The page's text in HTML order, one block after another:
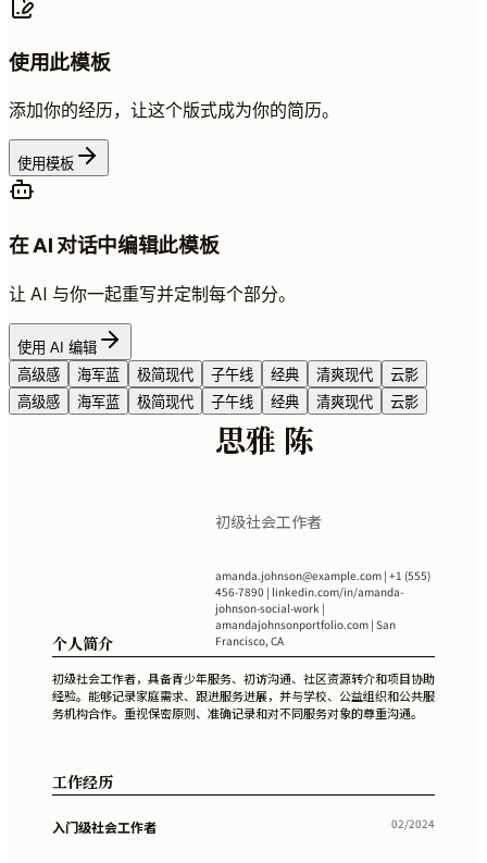
使用此模板
添加你的经历，让这个版式成为你的简历。
使用模板
在 AI 对话中编辑此模板
让 AI 与你一起重写并定制每个部分。
使用 AI 编辑
高级感
海军蓝 极简现代 子午线 经典 清爽现代
云影
高级感
海军蓝 极简现代 子午线 经典 清爽现代 云影
思雅 陈
初级社会工作者
amanda.johnson@example.com | +1 (555)
456-7890 | linkedin.com/in/amanda-
johnson-social-work |
amandajohnsonportfolio.com | San
Francisco, CA
个人简介
初级社会工作者，具备青少年服务、初访沟通、社区资源转介和项目协助
经验。能够记录家庭需求、跟进服务进展，并与学校、公益组织和公共服
务机构合作。重视保密原则、准确记录和对不同服务对象的尊重沟通。
工作经历
入门级社会工作者 02/2024